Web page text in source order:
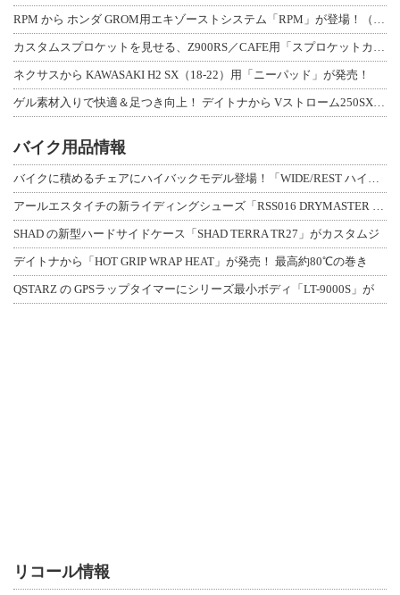
RPM から ホンダ GROM用エキゾーストシステム「RPM」が登場！（動画あり
カスタムスプロケットを見せる、Z900RS／CAFE用「スプロケットカバーフルキ
ネクサスから KAWASAKI H2 SX（18-22）用「ニーパッド」が発売！
ゲル素材入りで快適＆足つき向上！ デイトナから Vストローム250SX用「快適ロ
バイク用品情報
バイクに積めるチェアにハイバックモデル登場！「WIDE/REST ハイバックチェ
アールエスタイチの新ライディングシューズ「RSS016 DRYMASTER スト
SHAD の新型ハードサイドケース「SHAD TERRA TR27」がカスタムジ
デイトナから「HOT GRIP WRAP HEAT」が発売！ 最高約80℃の巻き
QSTARZ の GPSラップタイマーにシリーズ最小ボディ「LT-9000S」が
リコール情報